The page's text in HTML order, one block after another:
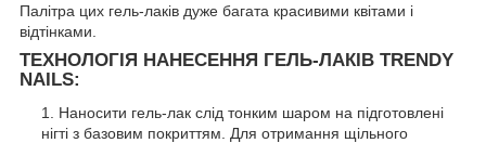
Палітра цих гель-лаків дуже багата красивими квітами і
відтінками.
ТЕХНОЛОГІЯ НАНЕСЕННЯ ГЕЛЬ-ЛАКІВ TRENDY
NAILS:
Наносити гель-лак слід тонким шаром на підготовлені
нігті з базовим покриттям. Для отримання щільного